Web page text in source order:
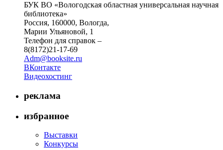
БУК ВО «Вологодская областная универсальная научная
библиотека»
Россия, 160000, Вологда,
Марии Ульяновой, 1
Телефон для справок –
8(8172)21-17-69
Adm@booksite.ru
ВКонтакте
Видеохостинг
реклама
избранное
Выставки
Конкурсы